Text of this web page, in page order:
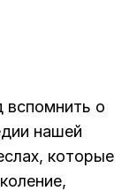
вспомнить о
нашей
которые